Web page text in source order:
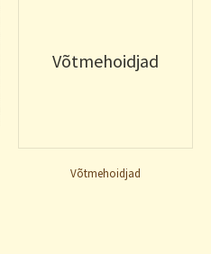
Võtmehoidjad
Võtmehoidjad